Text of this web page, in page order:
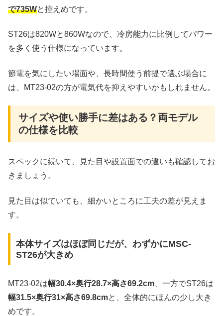
で735Wと控えめです。
ST26は820Wと860Wなので、冷房能力に比例してパワー
を多く使う仕様になっています。
節電を気にしたい場面や、長時間使う前提で選ぶ場合に
は、MT23-02の方が電気代を抑えやすいかもしれません。
サイズや使い勝手に差はある？両モデル
の仕様を比較
スペックに続いて、見た目や設置面での違いも確認してお
きましょう。
見た目は似ていても、細かいところに工夫の差が見えま
す。
本体サイズはほぼ同じだが、わずかにMSC-
ST26が大きめ
MT23-02は幅30.4×奥行28.7×高さ69.2cm 、一方でST26は
幅31.5×奥行31×高さ69.8cmと、全体的にほんの少し大き
めです。